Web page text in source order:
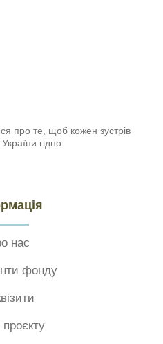
про те, щоб кожен зустрів
гідно
нас
фонду
проєкту